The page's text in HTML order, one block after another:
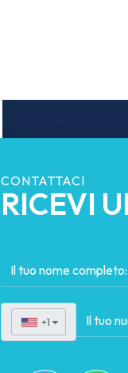
CONTATTACI
RICEVI
+1 ▼